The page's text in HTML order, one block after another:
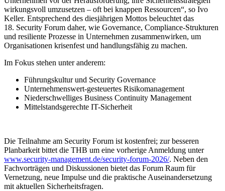
wirkungsvoll umzusetzen – oft bei knappen Ressourcen“, so Ivo
Keller. Entsprechend des diesjährigen Mottos beleuchtet das
18. Security Forum daher, wie Governance, Compliance-Strukturen
und resiliente Prozesse in Unternehmen zusammenwirken, um
Organisationen krisenfest und handlungsfähig zu machen.
Im Fokus stehen unter anderem:
Führungskultur und Security Governance
Unternehmenswert-gesteuertes Risikomanagement
Niederschwelliges Business Continuity Management
Mittelstandsgerechte IT-Sicherheit
Die Teilnahme am Security Forum ist kostenfrei; zur besseren
Planbarkeit bittet die THB um eine vorherige Anmeldung unter
www.security-management.de/security-forum-2026/. Neben den
Fachvorträgen und Diskussionen bietet das Forum Raum für
Vernetzung, neue Impulse und die praktische Auseinandersetzung
mit aktuellen Sicherheitsfragen.